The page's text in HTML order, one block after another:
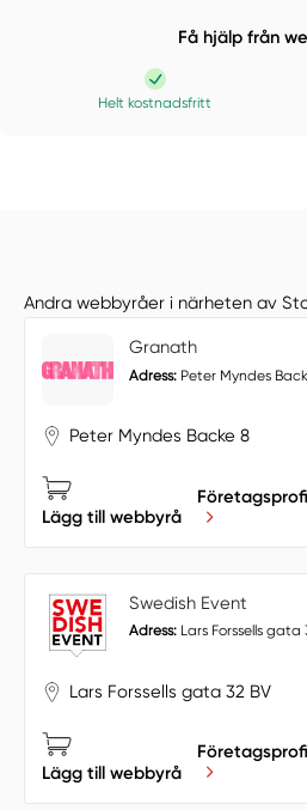
Få hjälp från
Helt kostnadsfritt
Andra webbyråer i närheten av
Granath
Adress: Peter Myndes
Peter Myndes Backe 8
Lägg till webbyrå
Swedish Event
Adress: Lars Forssells gata
Lars Forssells gata 32 BV
Lägg till webbyrå